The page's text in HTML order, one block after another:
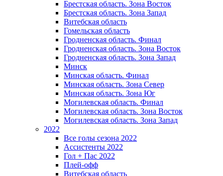
Брестская область. Зона Восток
Брестская область. Зона Запад
Витебская область
Гомельская область
Гродненская область. Финал
Гродненская область. Зона Восток
Гродненская область. Зона Запад
Минск
Минская область. Финал
Минская область. Зона Север
Минская область. Зона Юг
Могилевская область. Финал
Могилевская область. Зона Восток
Могилевская область. Зона Запад
2022
Все голы сезона 2022
Ассистенты 2022
Гол + Пас 2022
Плей-офф
Витебская область